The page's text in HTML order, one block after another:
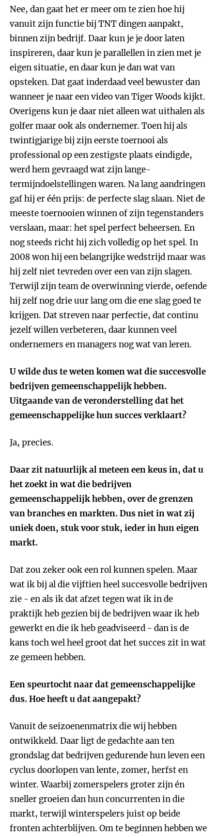
Nee, dan gaat het er meer om te zien hoe hij
vanuit zijn functie bij TNT dingen aanpakt,
binnen zijn bedrijf. Daar kun je je door laten
inspireren, daar kun je parallellen in zien met je
eigen situatie, en daar kun je dan wat van
opsteken. Dat gaat inderdaad veel bewuster dan
wanneer je naar een video van Tiger Woods kijkt.
Overigens kun je daar niet alleen wat uithalen als
golfer maar ook als ondernemer. Toen hij als
twintigjarige bij zijn eerste toernooi als
professional op een zestigste plaats eindigde,
werd hem gevraagd wat zijn lange-
termijndoelstellingen waren. Na lang aandringen
gaf hij er één prijs: de perfecte slag slaan. Niet de
meeste toernooien winnen of zijn tegenstanders
verslaan, maar: het spel perfect beheersen. En
nog steeds richt hij zich volledig op het spel. In
2008 won hij een belangrijke wedstrijd maar was
hij zelf niet tevreden over een van zijn slagen.
Terwijl zijn team de overwinning vierde, oefende
hij zelf nog drie uur lang om die ene slag goed te
krijgen. Dat streven naar perfectie, dat continu
jezelf willen verbeteren, daar kunnen veel
ondernemers en managers nog wat van leren.
U wilde dus te weten komen wat die succesvolle
bedrijven gemeenschappelijk hebben.
Uitgaande van de veronderstelling dat het
gemeenschappelijke hun succes verklaart?
Ja, precies.
Daar zit natuurlijk al meteen een keus in, dat u
het zoekt in wat die bedrijven
gemeenschappelijk hebben, over de grenzen
van branches en markten. Dus niet in wat zij
uniek doen, stuk voor stuk, ieder in hun eigen
markt.
Dat zou zeker ook een rol kunnen spelen. Maar
wat ik bij al die vijftien heel succesvolle bedrijven
zie - en als ik dat afzet tegen wat ik in de
praktijk heb gezien bij de bedrijven waar ik heb
gewerkt en die ik heb geadviseerd - dan is de
kans toch wel heel groot dat het succes zit in wat
ze gemeen hebben.
Een speurtocht naar dat gemeenschappelijke
dus. Hoe heeft u dat aangepakt?
Vanuit de seizoenenmatrix die wij hebben
ontwikkeld. Daar ligt de gedachte aan ten
grondslag dat bedrijven gedurende hun leven een
cyclus doorlopen van lente, zomer, herfst en
winter. Waarbij zomerspelers groter zijn én
sneller groeien dan hun concurrenten in die
markt, terwijl winterspelers juist op beide
fronten achterblijven. Om te beginnen hebben we